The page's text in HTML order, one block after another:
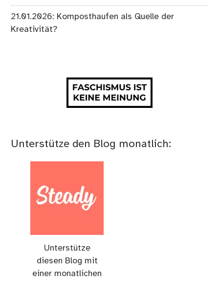
21.01.2026: Komposthaufen als Quelle der
Kreativität?
Unterstütze den Blog monatlich:
Unterstütze
diesen Blog mit
einer monatlichen